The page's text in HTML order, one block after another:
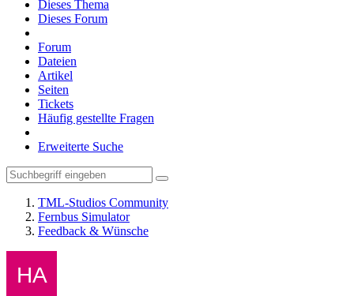
Dieses Thema
Dieses Forum
Forum
Dateien
Artikel
Seiten
Tickets
Häufig gestellte Fragen
Erweiterte Suche
TML-Studios Community
Fernbus Simulator
Feedback & Wünsche